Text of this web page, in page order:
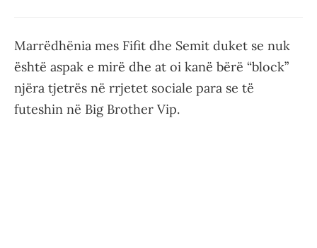
Marrëdhënia mes Fifit dhe Semit duket se nuk
është aspak e mirë dhe at oi kanë bërë “block”
njëra tjetrës në rrjetet sociale para se të
futeshin në Big Brother Vip.